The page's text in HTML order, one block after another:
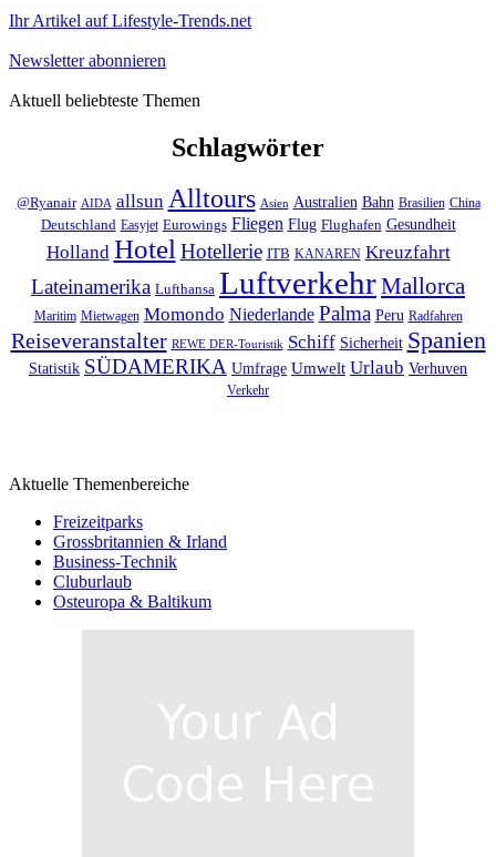
Ihr Artikel auf Lifestyle-Trends.net
Newsletter abonnieren
Aktuell beliebteste Themen
Schlagwörter
@Ryanair AIDA allsun Alltours Asien Australien Bahn Brasilien China
Deutschland Easyjet Eurowings Fliegen Flug Flughafen Gesundheit
Holland Hotel Hotellerie ITB KANAREN Kreuzfahrt
Lateinamerika Lufthansa LuftverkehrMallorca
Maritim Mietwagen Momondo Niederlande Palma Peru Radfahren
Reiseveranstalter REWE DER-Touristik Schiff Sicherheit Spanien
Statistik SÜDAMERIKA Umfrage Umwelt Urlaub Verhuven
Verkehr
Aktuelle Themenbereiche
Freizeitparks
Grossbritannien & Irland
Business-Technik
Cluburlaub
Osteuropa & Baltikum